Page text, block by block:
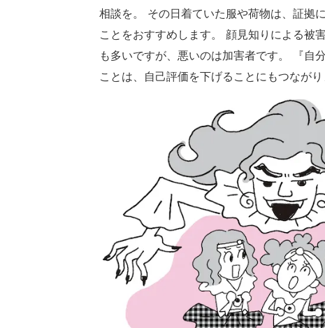
相談を。 その日着ていた服や荷物は、証拠
ことをおすすめします。 顔見知りによる被
も多いですが、悪いのは加害者です。 『自
ことは、自己評価を下げることにもつなが